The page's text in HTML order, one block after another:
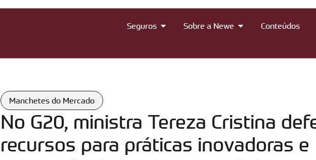
Seguros Sobre a Newe Conteúdos
Manchetes do Mercado
No G20, ministra Tereza Cristina
recursos para práticas inovadoras e